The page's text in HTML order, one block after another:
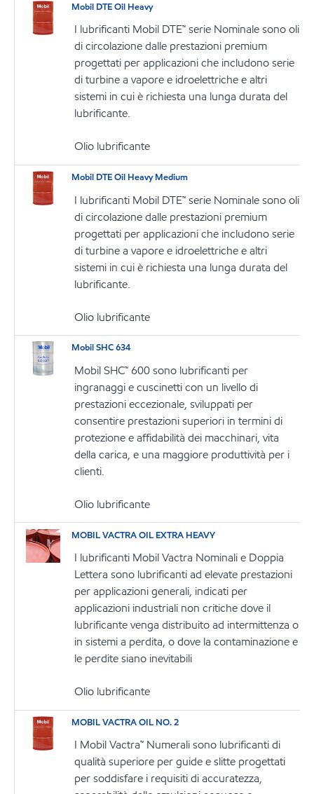
Mobil DTE Oil Heavy
I lubrificanti Mobil DTE™ serie Nominale sono oli
di circolazione dalle prestazioni premium
progettati per applicazioni che includono serie
di turbine a vapore e idroelettriche e altri
sistemi in cui è richiesta una lunga durata del
lubrificante.
Olio lubrificante
Mobil DTE Oil Heavy Medium
I lubrificanti Mobil DTE™ serie Nominale sono oli
di circolazione dalle prestazioni premium
progettati per applicazioni che includono serie
di turbine a vapore e idroelettriche e altri
sistemi in cui è richiesta una lunga durata del
lubrificante.
Olio lubrificante
Mobil SHC 634
Mobil SHC™ 600 sono lubrificanti per
ingranaggi e cuscinetti con un livello di
prestazioni eccezionale, sviluppati per
consentire prestazioni superiori in termini di
protezione e affidabilità dei macchinari, vita
della carica, e una maggiore produttività per i
clienti.
Olio lubrificante
MOBIL VACTRA OIL EXTRA HEAVY
I lubrificanti Mobil Vactra Nominali e Doppia
Lettera sono lubrificanti ad elevate prestazioni
per applicazioni generali, indicati per
applicazioni industriali non critiche dove il
lubrificante venga distribuito ad intermittenza o
in sistemi a perdita, o dove la contaminazione e
le perdite siano inevitabili
Olio lubrificante
MOBIL VACTRA OIL NO. 2
I Mobil Vactra™ Numerali sono lubrificanti di
qualità superiore per guide e slitte progettati
per soddisfare i requisiti di accuratezza,